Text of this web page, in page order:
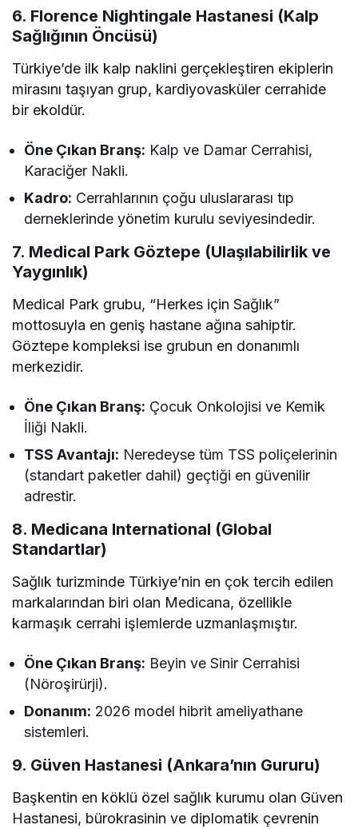
6. Florence Nightingale Hastanesi (Kalp
Sağlığının Öncüsü)
Türkiye’de ilk kalp naklini gerçekleştiren ekiplerin
mirasını taşıyan grup, kardiyovasküler cerrahide
bir ekoldür.
Öne Çıkan Branş: Kalp ve Damar Cerrahisi,
Karaciğer Nakli.
Kadro: Cerrahlarının çoğu uluslararası tıp
derneklerinde yönetim kurulu seviyesindedir.
7. Medical Park Göztepe (Ulaşılabilirlik ve
Yaygınlık)
Medical Park grubu, “Herkes için Sağlık”
mottosuyla en geniş hastane ağına sahiptir.
Göztepe kompleksi ise grubun en donanımlı
merkezidir.
Öne Çıkan Branş: Çocuk Onkolojisi ve Kemik
İliği Nakli.
TSS Avantajı: Neredeyse tüm TSS poliçelerinin
(standart paketler dahil) geçtiği en güvenilir
adrestir.
8. Medicana International (Global
Standartlar)
Sağlık turizminde Türkiye’nin en çok tercih edilen
markalarından biri olan Medicana, özellikle
karmaşık cerrahi işlemlerde uzmanlaşmıştır.
Öne Çıkan Branş: Beyin ve Sinir Cerrahisi
(Nöroşirürji).
Donanım: 2026 model hibrit ameliyathane
sistemleri.
9. Güven Hastanesi (Ankara’nın Gururu)
Başkentin en köklü özel sağlık kurumu olan Güven
Hastanesi, bürokrasinin ve diplomatik çevrenin